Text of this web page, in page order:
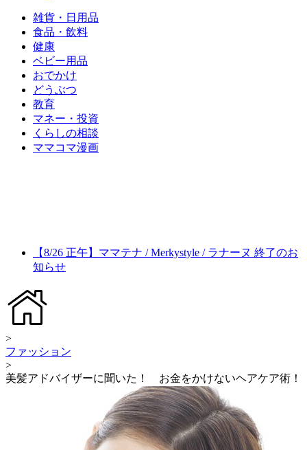
雑貨・日用品
食品・飲料
健康
ベビー用品
おでかけ
どうぶつ
教育
マネー・投資
くらしの相談
ママコマ漫画
【8/26 正午】ママテナ / Merkystyle / ラナーヌ 終了のお
知らせ
>
ファッション
>
美髪アドバイザーに聞いた！ お金をかけないヘアケア術！